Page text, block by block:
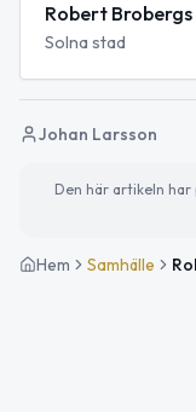
Robert
Solna stad
Johan Larsson
Den här artikeln
Hem Samhälle